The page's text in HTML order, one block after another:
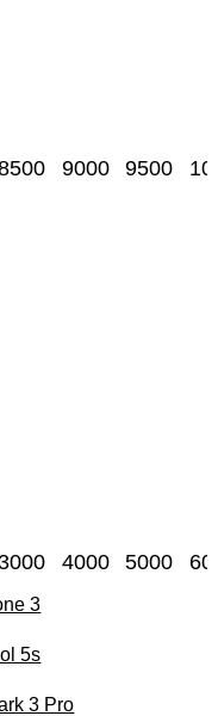
9000 9500
4000 5000
3
5s
3 Pro